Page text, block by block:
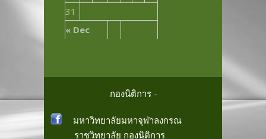
« Dec
31
กองนิติการ -
มหาวิทยาลัยมหาจุฬาลงกรณ
ราชวิทยาลัย กองนิติการ